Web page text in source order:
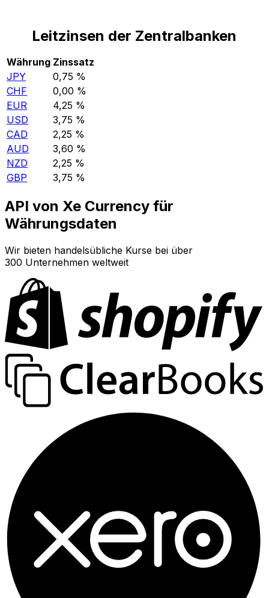
Leitzinsen der Zentralbanken
Währung Zinssatz
JPY
0,75 %
CHF
0,00 %
EUR
4,25 %
USD
3,75 %
CAD
2,25 %
AUD
3,60 %
NZD
2,25 %
GBP
3,75 %
API von Xe Currency für
Währungsdaten
Wir bieten handelsübliche Kurse bei über
300 Unternehmen weltweit